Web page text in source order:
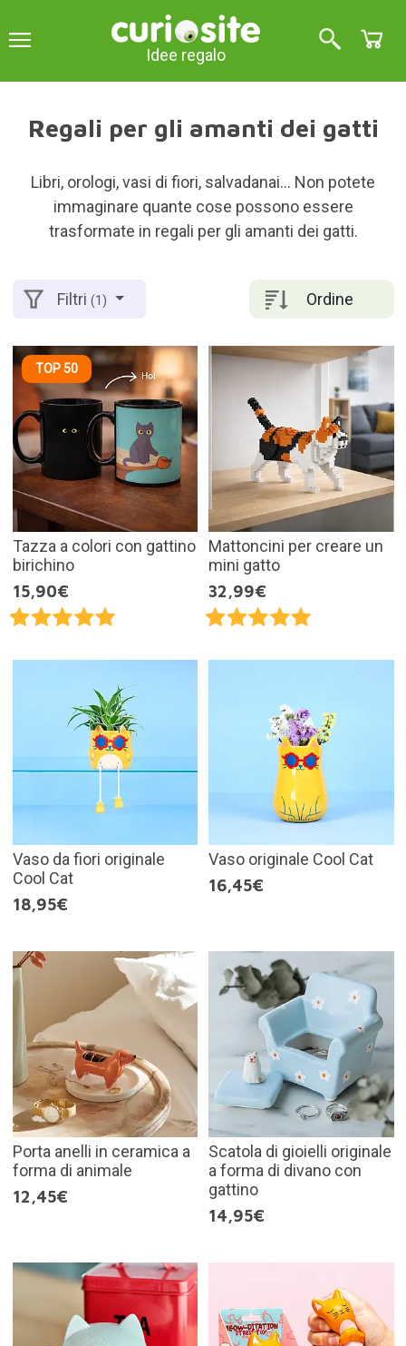
Idee regalo
Regali per gli amanti dei gatti
Libri, orologi, vasi di fiori, salvadanai... Non potete
immaginare quante cose possono essere
trasformate in regali per gli amanti dei gatti.
Ordine
Filtri(1)
TOP 50
Tazza a colori con gattino
birichino
15,90€
Mattoncini per creare un
mini gatto
32,99€
Vaso da fiori originale
Cool Cat
18,95€
Vaso originale Cool Cat
16,45€
Porta anelli in ceramica a
forma di animale
12,45€
Scatola di gioielli originale
a forma di divano con
gattino
14,95€